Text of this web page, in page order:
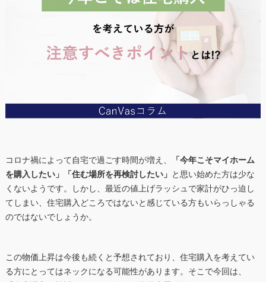
コロナ禍によって自宅で過ごす時間が増え、
「今年こそマイホーム
を購入したい」「住む場所を再検討したい」 と思い始めた方は少な
くないようです。しかし、最近の値上げラッシュで家計がひっ迫し
てしまい、住宅購入どころではないと感じている方もいらっしゃる
のではないでしょうか。
この物価上昇は今後も続くと予想されており、住宅購入を考えてい
る方にとってはネックになる可能性があります。そこで今回は、